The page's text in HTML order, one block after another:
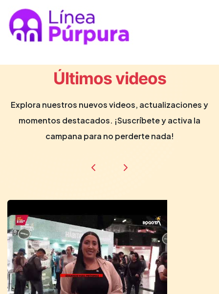
Últimos videos
Explora nuestros nuevos videos, actualizaciones y
momentos destacados. ¡Suscríbete y activa la
campana para no perderte nada!